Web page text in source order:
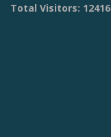
Total Visitors: 12416